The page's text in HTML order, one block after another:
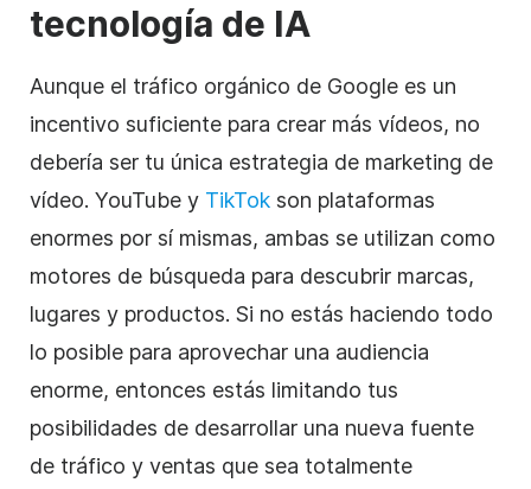
tecnología de IA
Aunque el tráfico orgánico de Google es un
incentivo suficiente para crear más vídeos, no
debería ser tu única estrategia de marketing de
vídeo. YouTube y TikTok son plataformas
enormes por sí mismas, ambas se utilizan como
motores de búsqueda para descubrir marcas,
lugares y productos. Si no estás haciendo todo
lo posible para aprovechar una audiencia
enorme, entonces estás limitando tus
posibilidades de desarrollar una nueva fuente
de tráfico y ventas que sea totalmente